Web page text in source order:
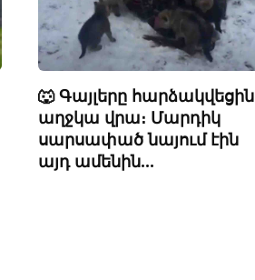
🐺 Գայլերը հարձակվեցին
աղջկա վրա։ Մարդիկ
սարսափած նայում էին
այդ ամենին…